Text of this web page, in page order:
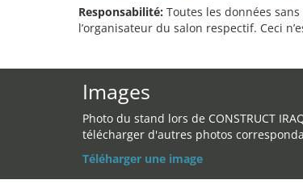
Responsabilité: Toutes les données
l’organisateur du salon respectif. Ceci
Images
Photo du stand lors de CONSTRUCT
télécharger d'autres photos
Téléharger une image